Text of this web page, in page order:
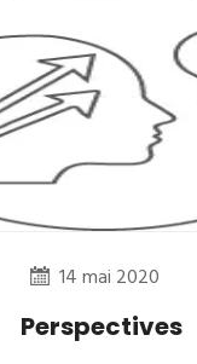
14 mai 2020
Perspectives